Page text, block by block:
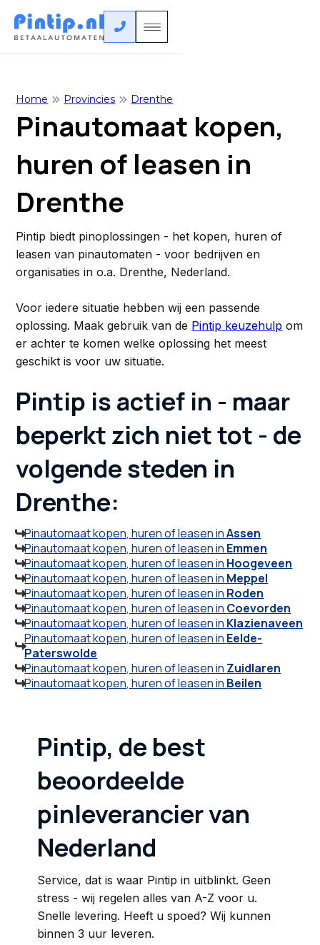

Home  Provincies  Drenthe
Pinautomaat kopen,
huren of leasen in
Drenthe
Pintip biedt pinoplossingen - het kopen, huren of
leasen van pinautomaten - voor bedrijven en
organisaties in o.a. Drenthe, Nederland.
Voor iedere situatie hebben wij een passende
oplossing. Maak gebruik van de Pintip keuzehulp om
er achter te komen welke oplossing het meest
geschikt is voor uw situatie.
Pintip is actief in - maar
beperkt zich niet tot - de
volgende steden in
Drenthe:
Pinautomaat kopen, huren of leasen inAssen
Pinautomaat kopen, huren of leasen in Emmen
Pinautomaat kopen, huren of leasen in Hoogeveen
Pinautomaat kopen, huren of leasen in Meppel
Pinautomaat kopen, huren of leasen in Roden
Pinautomaat kopen, huren of leasen in Coevorden
Pinautomaat kopen, huren of leasen in Klazienaveen
Pinautomaat kopen, huren of leasen in Eelde-
Paterswolde
Pinautomaat kopen, huren of leasen in Zuidlaren
Pinautomaat kopen, huren of leasen in Beilen
Pintip, de best
beoordeelde
pinleverancier van
Nederland
Service, dat is waar Pintip in uitblinkt. Geen
stress - wij regelen alles van A-Z voor u.
Snelle levering. Heeft u spoed? Wij kunnen
binnen 3 uur leveren.